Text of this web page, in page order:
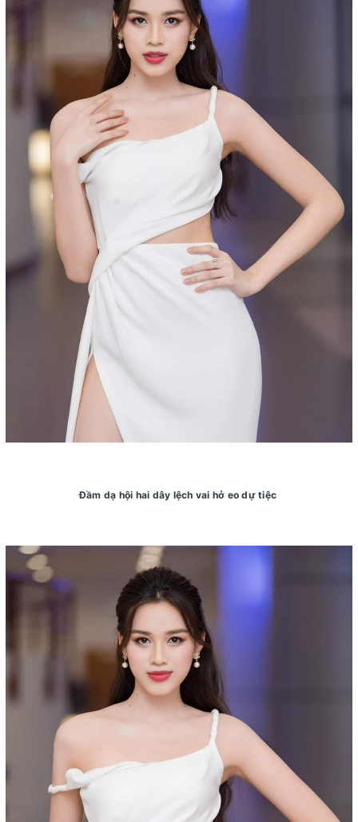
Đầm dạ hội hai dây lệch vai hở eo dự tiệc